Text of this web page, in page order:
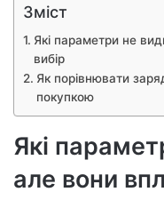
Зміст
Які параметри не
вибір
Як порівнювати
покупкою
Які
але вони